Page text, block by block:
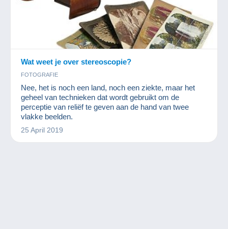
Wat weet je over stereoscopie?
FOTOGRAFIE
Nee, het is noch een land, noch een ziekte, maar het
geheel van technieken dat wordt gebruikt om de
perceptie van reliëf te geven aan de hand van twee
vlakke beelden.
25 April 2019